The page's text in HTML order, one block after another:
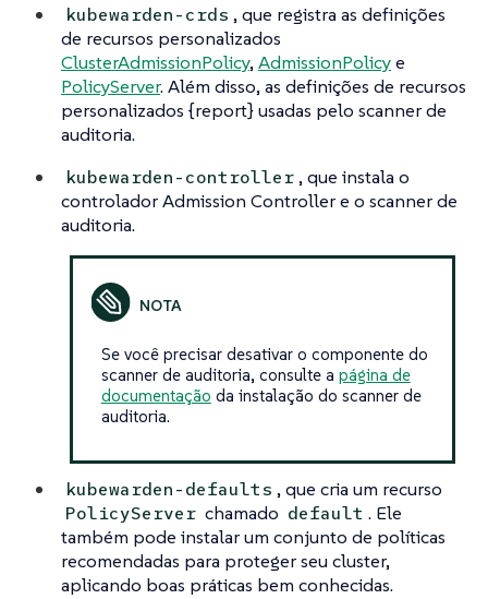
kubewarden-crds , que registra as definições
de recursos personalizados
ClusterAdmissionPolicy,AdmissionPolicye
PolicyServer. Além disso, as definições de recursos
personalizados {report} usadas pelo scanner de
auditoria.
kubewarden-controller, que instala o
controlador Admission Controller e o scanner de
auditoria.
Se você precisar desativar o componente do
scanner de auditoria, consulte a página de
documentação da instalação do scanner de
auditoria.
kubewarden-defaults , que cria um recurso
PolicyServer chamado default . Ele
também pode instalar um conjunto de políticas
recomendadas para proteger seu cluster,
aplicando boas práticas bem conhecidas.